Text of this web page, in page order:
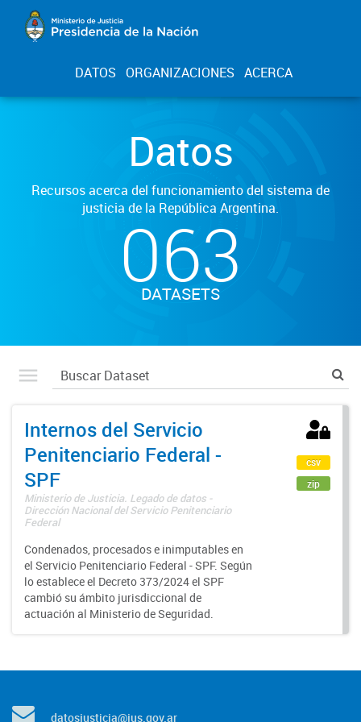
DATOS ORGANIZACIONES ACERCA
Datos
Recursos acerca del funcionamiento del sistema de
justicia de la República Argentina.
063
DATASETS
Internos del Servicio
Penitenciario Federal -
SPF
Ministerio de Justicia. Legado de datos -
Dirección Nacional del Servicio Penitenciario
Federal
Condenados, procesados e inimputables en
el Servicio Penitenciario Federal - SPF. Según
lo establece el Decreto 373/2024 el SPF
cambió su ámbito jurisdiccional de
actuación al Ministerio de Seguridad.
csv
zip
datosjusticia@jus.gov.ar